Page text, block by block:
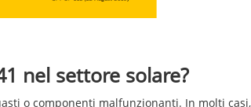
nel settore solare?
o componenti malfunzionanti. In molti